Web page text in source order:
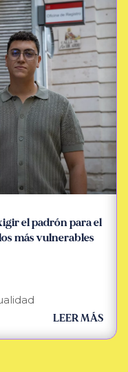
el padrón para el
más vulnerables
LEER MÁS